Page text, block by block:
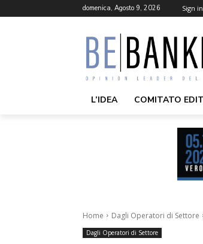
domenica, Agosto 9, 2026 Sign
L’IDEA COMITATO
Home Dagli Operatori di Settore
Dagli Operatori di Settore